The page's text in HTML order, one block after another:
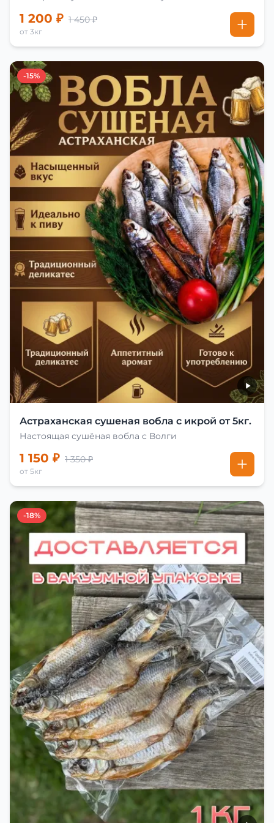
1 200 ₽ 1 450 ₽
от 3кг
-15%
Астраханская сушеная вобла с икрой от 5кг.
Настоящая сушёная вобла с Волги
1 150 ₽ 1 350 ₽
от 5кг
-18%